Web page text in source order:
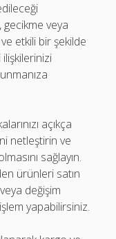
veya
etkili bir şekilde
açıkça
netleştirin ve
sağlayın.
ürünleri satın
değişim
yapabilirsiniz.